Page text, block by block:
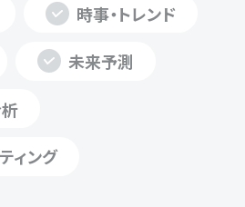
時事・トレンド
未来予測
ィング